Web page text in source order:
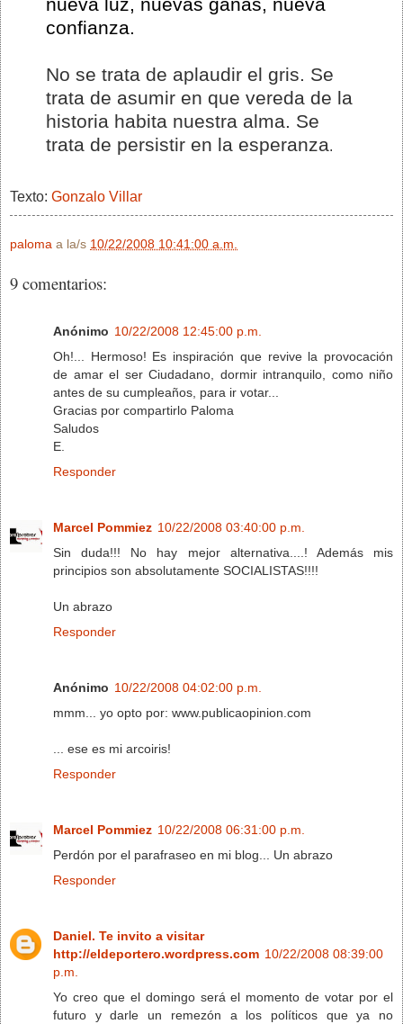
confianza.
No se trata de aplaudir el gris. Se
trata de asumir en que vereda de la
historia habita nuestra alma. Se
trata de persistir en la esperanza.
Texto: Gonzalo Villar
paloma a la/s 10/22/2008 10:41:00 a.m.
9 comentarios:
Anónimo 10/22/2008 12:45:00 p.m.
Oh!... Hermoso! Es inspiración que revive la provocación
de amar el ser Ciudadano, dormir intranquilo, como niño
antes de su cumpleaños, para ir votar...
Gracias por compartirlo Paloma
Saludos
E.
Responder
Marcel Pommiez 10/22/2008 03:40:00 p.m.
Sin duda!!! No hay mejor alternativa....! Además mis
principios son absolutamente SOCIALISTAS!!!!
Un abrazo
Responder
Anónimo 10/22/2008 04:02:00 p.m.
mmm... yo opto por: www.publicaopinion.com
... ese es mi arcoiris!
Responder
Marcel Pommiez 10/22/2008 06:31:00 p.m.
Perdón por el parafraseo en mi blog... Un abrazo
Responder
Daniel. Te invito a visitar
http://eldeportero.wordpress.com 10/22/2008 08:39:00
p.m.
Yo creo que el domingo será el momento de votar por el
futuro y darle un remezón a los políticos que ya no